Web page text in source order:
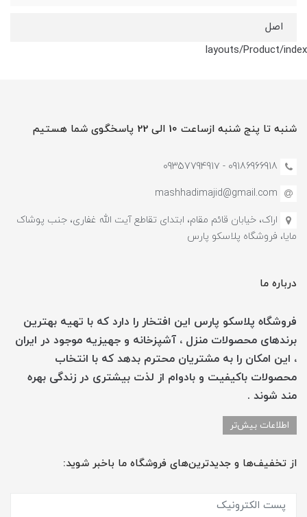
اصل
layouts/Product/index
شنبه تا پنج شنبه ازساعت 10 الی 22 پاسخگوی شما هستیم
09186966918 - 0935779491۷
mashhadimajid@gmail.com
اراک، خیابان قائم مقام، ابتدای تقاطع آیت الله غفاری، جنب پوشاک
مایا، فروشگاه پلاسکو پارس
درباره ما
فروشگاه پلاسکو پارس این افتخار را دارد که با تهیه بهترین
برندهای محصولات منزل ، آشپزخانه و جهیزیه موجود در ایران
، این امکان را به مشتریان محترم بدهد که با انتخاب
محصولات باکیفیت و بادوام از لذت بیشتری در زندگی بهره
مند شوند .
اطلاعات بیش‌تر
از تخفیف‌ها و جدیدترین‌های فروشگاه ما باخبر شوید: